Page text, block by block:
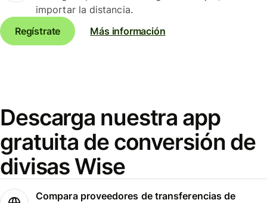
importar la distancia.
Regístrate
Más información
Descarga nuestra app
gratuita de conversión de
divisas Wise
Compara proveedores de transferencias de